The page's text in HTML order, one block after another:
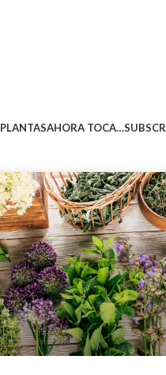
PLANTASAHORA TOCA…